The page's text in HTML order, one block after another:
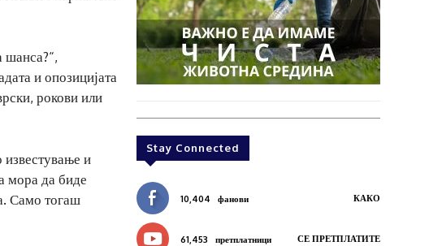
шанса?“,
и опозицијата
рокови или
известување и
мора да биде
Само тогаш
Stay Connected
10,404 фанови КАКО
61,453 претплатници СЕ ПРЕТПЛАТИТЕ